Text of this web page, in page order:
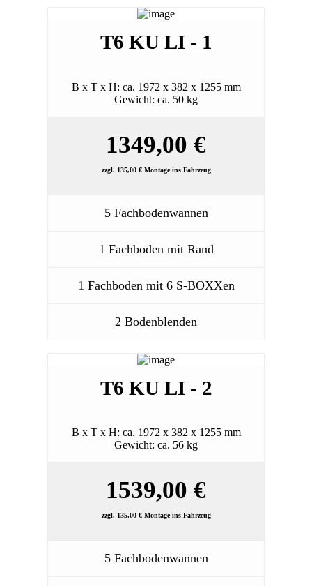
T6 KU LI - 1
B x T x H: ca. 1972 x 382 x 1255 mm
Gewicht: ca. 50 kg
1349,00 €
zzgl. 135,00 € Montage ins Fahrzeug
5 Fachbodenwannen
1 Fachboden mit Rand
1 Fachboden mit 6 S-BOXXen
2 Bodenblenden
T6 KU LI - 2
B x T x H: ca. 1972 x 382 x 1255 mm
Gewicht: ca. 56 kg
1539,00 €
zzgl. 135,00 € Montage ins Fahrzeug
5 Fachbodenwannen